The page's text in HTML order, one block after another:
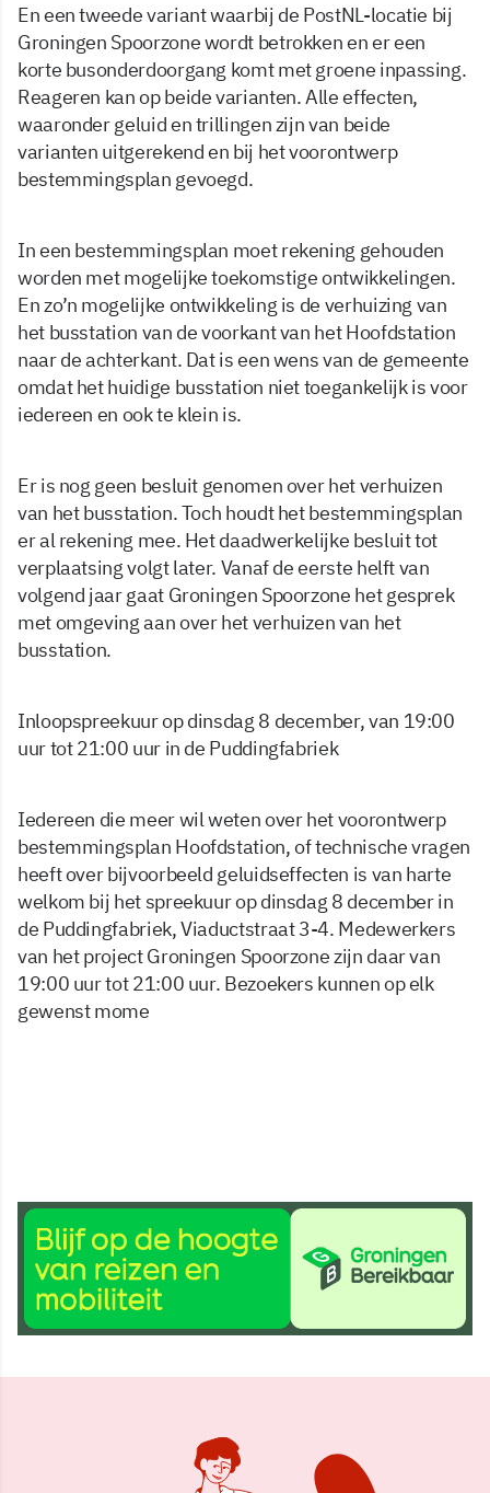
En een tweede variant waarbij de PostNL-locatie bij
Groningen Spoorzone wordt betrokken en er een
korte busonderdoorgang komt met groene inpassing.
Reageren kan op beide varianten. Alle effecten,
waaronder geluid en trillingen zijn van beide
varianten uitgerekend en bij het voorontwerp
bestemmingsplan gevoegd.
In een bestemmingsplan moet rekening gehouden
worden met mogelijke toekomstige ontwikkelingen.
En zo’n mogelijke ontwikkeling is de verhuizing van
het busstation van de voorkant van het Hoofdstation
naar de achterkant. Dat is een wens van de gemeente
omdat het huidige busstation niet toegankelijk is voor
iedereen en ook te klein is.
Er is nog geen besluit genomen over het verhuizen
van het busstation. Toch houdt het bestemmingsplan
er al rekening mee. Het daadwerkelijke besluit tot
verplaatsing volgt later. Vanaf de eerste helft van
volgend jaar gaat Groningen Spoorzone het gesprek
met omgeving aan over het verhuizen van het
busstation.
Inloopspreekuur op dinsdag 8 december, van 19:00
uur tot 21:00 uur in de Puddingfabriek
Iedereen die meer wil weten over het voorontwerp
bestemmingsplan Hoofdstation, of technische vragen
heeft over bijvoorbeeld geluidseffecten is van harte
welkom bij het spreekuur op dinsdag 8 december in
de Puddingfabriek, Viaductstraat 3-4. Medewerkers
van het project Groningen Spoorzone zijn daar van
19:00 uur tot 21:00 uur. Bezoekers kunnen op elk
gewenst mome
26 nov 2015, 18:51
Delen